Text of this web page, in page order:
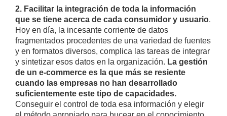
2. Facilitar la integración de toda la información
que se tiene acerca de cada consumidor y usuario.
Hoy en día, la incesante corriente de datos
fragmentados procedentes de una variedad de fuentes
y en formatos diversos, complica las tareas de integrar
y sintetizar esos datos en la organización. La gestión
de un e-commerce es la que más se resiente
cuando las empresas no han desarrollado
suficientemente este tipo de capacidades.
Conseguir el control de toda esa información y elegir